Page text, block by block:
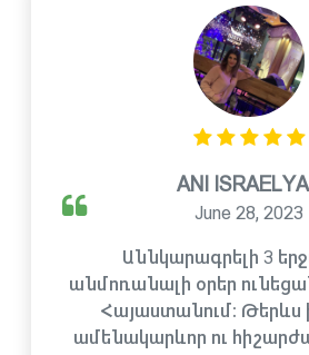
ANI
June 28, 2023
Աննկարագրելի 3
անմոռանալի օրեր
Հայաստանում։ Թերևս
ամենակարևոր ու